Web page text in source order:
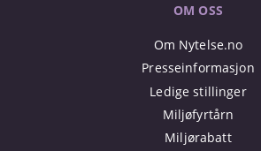
OM OSS
Om Nytelse.no
Presseinformasjon
Ledige stillinger
Miljøfyrtårn
Miljørabatt